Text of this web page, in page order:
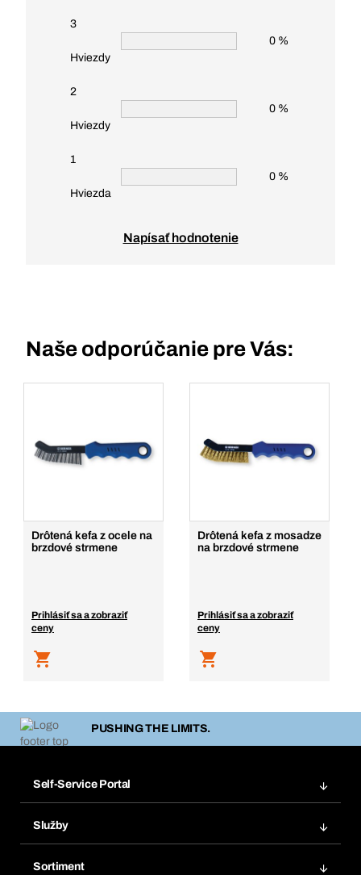
3
Hviezdy
0 %
2
Hviezdy
0 %
1
Hviezda
0 %
Napísať hodnotenie
Naše odporúčanie pre Vás:
Drôtená kefa z ocele na
brzdové strmene
Prihlásiť sa a zobraziť
ceny
Drôtená kefa z mosadze
na brzdové strmene
Prihlásiť sa a zobraziť
ceny
PUSHING THE LIMITS.
Self-Service Portal
Obľúbené
Služby
Sortiment